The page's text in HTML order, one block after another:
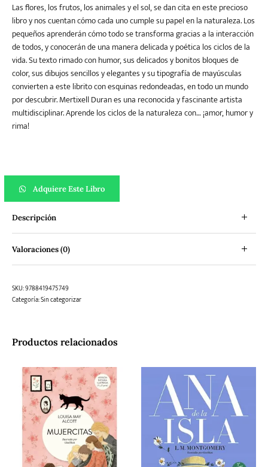
Teatro Varios Young Adult
Las flores, los frutos, los animales y el sol, se dan cita en este precioso
libro y nos cuentan cómo cada uno cumple su papel en la naturaleza. Los
pequeños aprenderán cómo todo se transforma gracias a la interacción
de todos, y conocerán de una manera delicada y poética los ciclos de la
vida. Su texto rimado con humor, sus delicados y bonitos bloques de
color, sus dibujos sencillos y elegantes y su tipografía de mayúsculas
convierten a este librito con esquinas redondeadas, en todo un mundo
por descubrir. Mertixell Duran es una reconocida y fascinante artista
multidisciplinar. Aprende los ciclos de la naturaleza con… ¡amor, humor y
rima!
Adquiere Este Libro
Descripción
Valoraciones (0)
SKU:9788419475749
Categoría:Sin categorizar
Productos relacionados